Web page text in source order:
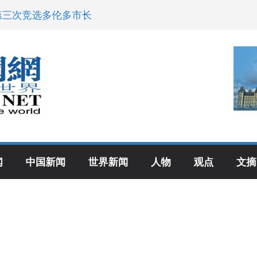
次竞选多伦多市长
拉开帷幕 多名华人候选人宣布角逐
事用品展览会暨沉香文化艺术展开幕盛典纪实
中国新闻 世界新闻 人物 观点 文摘